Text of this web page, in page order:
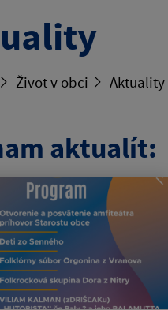
Život v obci Aktuality
aktualít: